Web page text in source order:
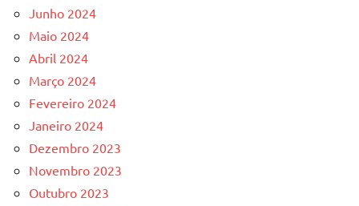
Junho 2024
Maio 2024
Abril 2024
Março 2024
Fevereiro 2024
Janeiro 2024
Dezembro 2023
Novembro 2023
Outubro 2023